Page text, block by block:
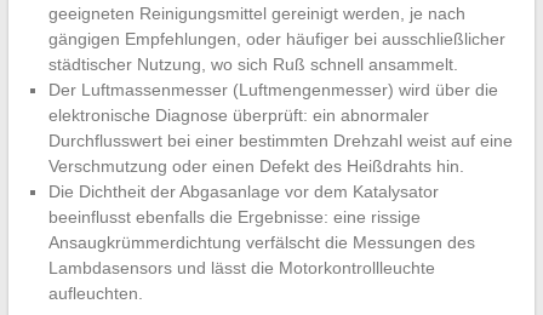
geeigneten Reinigungsmittel gereinigt werden, je nach
gängigen Empfehlungen, oder häufiger bei ausschließlicher
städtischer Nutzung, wo sich Ruß schnell ansammelt.
Der Luftmassenmesser (Luftmengenmesser) wird über die
elektronische Diagnose überprüft: ein abnormaler
Durchflusswert bei einer bestimmten Drehzahl weist auf eine
Verschmutzung oder einen Defekt des Heißdrahts hin.
Die Dichtheit der Abgasanlage vor dem Katalysator
beeinflusst ebenfalls die Ergebnisse: eine rissige
Ansaugkrümmerdichtung verfälscht die Messungen des
Lambdasensors und lässt die Motorkontrollleuchte
aufleuchten.